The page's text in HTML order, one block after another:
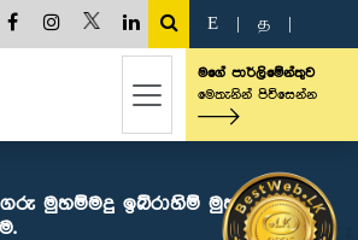
E த
මගේ පාර්ලිමේන්තුව
මෙතැනින් පිවිසෙන්න
මුහම්මදු ඉබ්රාහිම් මුහම්මදු